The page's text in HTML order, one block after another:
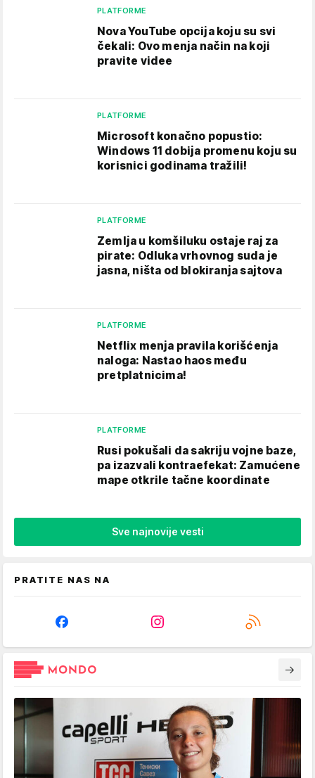
PLATFORME
Nova YouTube opcija koju su svi
čekali: Ovo menja način na koji
pravite videe
PLATFORME
Microsoft konačno popustio:
Windows 11 dobija promenu koju su
korisnici godinama tražili!
PLATFORME
Zemlja u komšiluku ostaje raj za
pirate: Odluka vrhovnog suda je
jasna, ništa od blokiranja sajtova
PLATFORME
Netflix menja pravila korišćenja
naloga: Nastao haos među
pretplatnicima!
PLATFORME
Rusi pokušali da sakriju vojne baze,
pa izazvali kontraefekat: Zamućene
mape otkrile tačne koordinate
Sve najnovije vesti
PRATITE NAS NA